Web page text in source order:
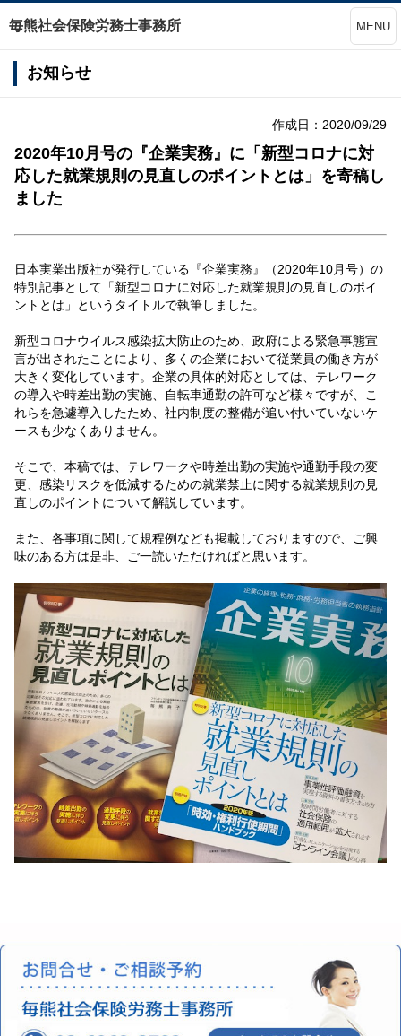
毎熊社会保険労務士事務所 MENU
お知らせ
作成日：2020/09/29
2020年10月号の『企業実務』に「新型コロナに対
応した就業規則の見直しのポイントとは」を寄稿し
ました
日本実業出版社が発行している『企業実務』（2020年10月号）の
特別記事として「新型コロナに対応した就業規則の見直しのポイ
ントとは」というタイトルで執筆しました。
新型コロナウイルス感染拡大防止のため、政府による緊急事態宣
言が出されたことにより、多くの企業において従業員の働き方が
大きく変化しています。企業の具体的対応としては、テレワーク
の導入や時差出勤の実施、自転車通勤の許可など様々ですが、こ
れらを急遽導入したため、社内制度の整備が追い付いていないケ
ースも少なくありません。
そこで、本稿では、テレワークや時差出勤の実施や通勤手段の変
更、感染リスクを低減するための就業禁止に関する就業規則の見
直しのポイントについて解説しています。
また、各事項に関して規程例なども掲載しておりますので、ご興
味のある方は是非、ご一読いただければと思います。